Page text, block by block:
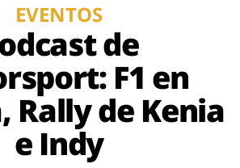
EVENTOS
de
F1 en
Rally de Kenia
e Indy